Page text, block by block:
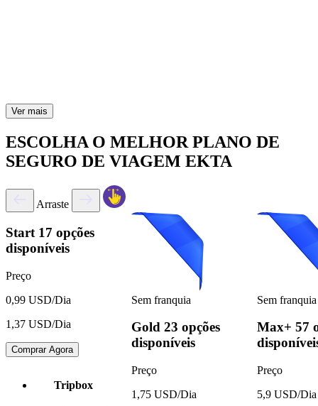
Ver mais
ESCOLHA O MELHOR PLANO DE
SEGURO DE VIAGEM EKTA
Arraste
Start 17 opções
disponíveis
Preço
0,99 USD/Dia
1,37 USD/Dia
Comprar Agora
Tripbox
Sem franquia
Gold 23 opções
disponíveis
Preço
1,75 USD/Dia
Sem franquia
Max+ 57
Preço
5,9 USD/Dia